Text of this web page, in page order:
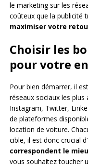
le marketing sur les
coûteux que la publicité
maximiser votre
Choisir les
pour votre
Pour bien démarrer, il
réseaux sociaux les
Instagram, Twitter,
de plateformes
location de voiture.
cible, il est donc crucial d’
correspondent le
vous souhaitez toucher